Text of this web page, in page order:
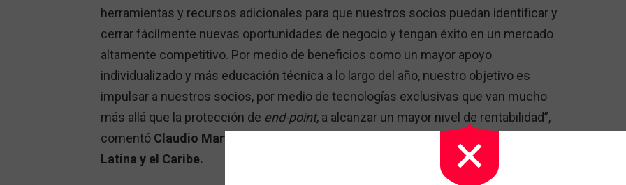
herramientas y recursos adicionales para que nuestros socios puedan identificar y
cerrar fácilmente nuevas oportunidades de negocio y tengan éxito en un mercado
altamente competitivo. Por medio de beneficios como un mayor apoyo
individualizado y más educación técnica a lo largo del año, nuestro objetivo es
impulsar a nuestros socios, por medio de tecnologías exclusivas que van mucho
más allá que la protección de end-point, a alcanzar un mayor nivel de rentabilidad”,
comentó Claudio Martinelli, Director General para Kaspersky Lab América
Latina y el Caribe.